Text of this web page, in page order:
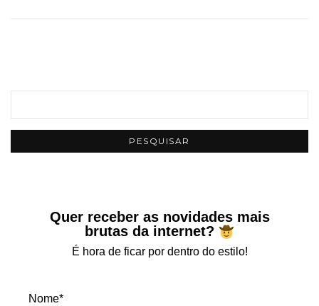
Quer receber as novidades mais
brutas da internet?
É hora de ficar por dentro do estilo!
Nome*